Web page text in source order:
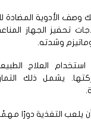
الأدوية المضادة
الجهاز المناعي.
وشدته.
العلاج الطبيعي
يشمل ذلك التمارين
التغذية دورًا مهمًا في